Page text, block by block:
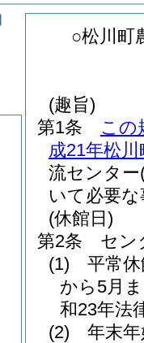
○松川町
(趣旨)
第1条
この
成21年松
流センター
いて必要
(休館日)
第2条
セン
(1)
平常
から5月
和23年法
(2)
年末